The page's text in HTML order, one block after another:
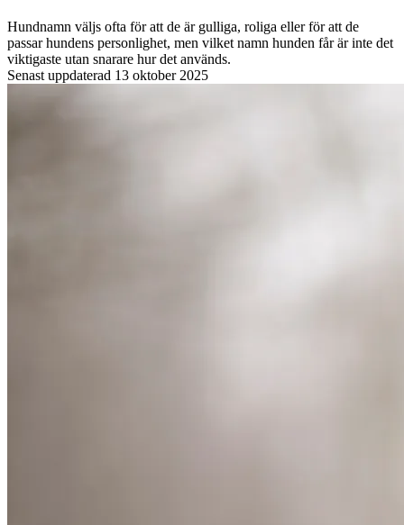
Hundnamn väljs ofta för att de är gulliga, roliga eller för att de
passar hundens personlighet, men vilket namn hunden får är inte det
viktigaste utan snarare hur det används.
Senast uppdaterad 13 oktober 2025